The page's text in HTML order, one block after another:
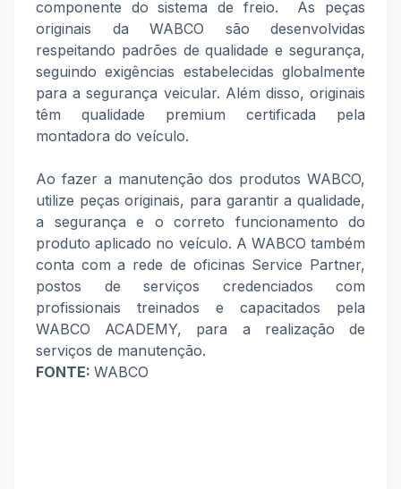
componente do sistema de freio. As peças
originais da WABCO são desenvolvidas
respeitando padrões de qualidade e segurança,
seguindo exigências estabelecidas globalmente
para a segurança veicular. Além disso, originais
têm qualidade premium certificada pela
montadora do veículo.
Ao fazer a manutenção dos produtos WABCO,
utilize peças originais, para garantir a qualidade,
a segurança e o correto funcionamento do
produto aplicado no veículo. A WABCO também
conta com a rede de oficinas Service Partner,
postos de serviços credenciados com
profissionais treinados e capacitados pela
WABCO ACADEMY, para a realização de
serviços de manutenção.
FONTE: WABCO